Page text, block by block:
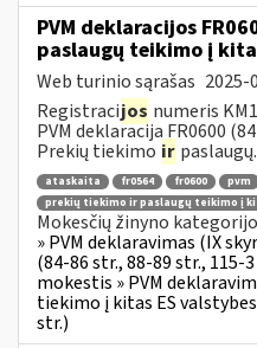
PVM deklaracijos
paslaugų teikimo į
Web turinio sąrašas 2025-
Registracijos numeris
PVM deklaracija FR0600
Prekių tiekimo ir
ataskaita fr0564 fr0600 pvm
prekių tiekimo ir paslaugų teikimo į
Mokesčių žinyno
» PVM deklaravimas (IX
(84-86 str., 88-89 str., 115-
mokestis » PVM
tiekimo į kitas ES
str.)